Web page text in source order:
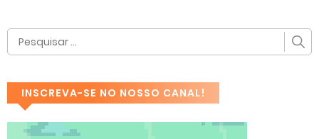
INSCREVA-SE NO NOSSO CANAL!